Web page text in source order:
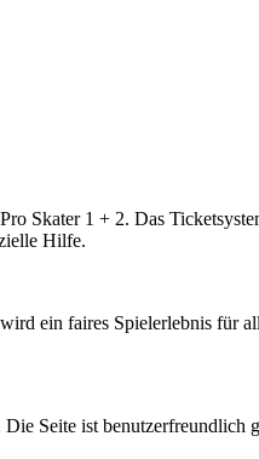
Skater 1 + 2. Das
Hilfe.
ein faires Spielerlebnis für
Seite ist benutzerfreundlich